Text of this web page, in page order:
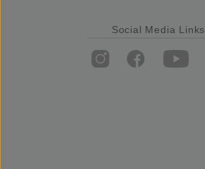
Social Media Links